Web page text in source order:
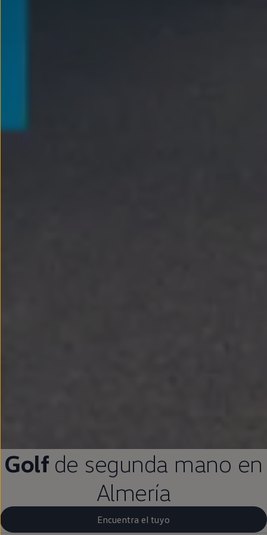
Golf de segunda mano en
Almería
Encuentra el tuyo